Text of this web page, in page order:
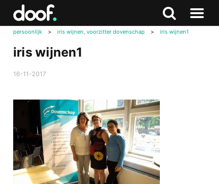
Zoeken
Naar
persoonlijk > iris wijnen, voorzitter dovenschap > iris wijnen1
iris wijnen1
16-11-2017
Doof.nl
Zoeken
naar